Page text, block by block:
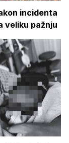
incidenta
veliku pažnju